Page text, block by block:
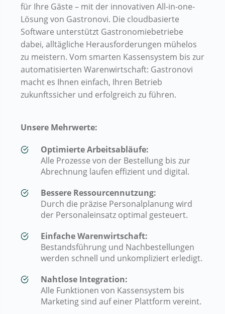
für Ihre Gäste – mit der innovativen All-in-one-
Lösung von Gastronovi. Die cloudbasierte
Software unterstützt Gastronomiebetriebe
dabei, alltägliche Herausforderungen mühelos
zu meistern. Vom smarten Kassensystem bis zur
automatisierten Warenwirtschaft: Gastronovi
macht es Ihnen einfach, Ihren Betrieb
zukunftssicher und erfolgreich zu führen.
Unsere Mehrwerte:
Optimierte Arbeitsabläufe:
Alle Prozesse von der Bestellung bis zur
Abrechnung laufen effizient und digital.
Bessere Ressourcennutzung:
Durch die präzise Personalplanung wird
der Personaleinsatz optimal gesteuert.
Einfache Warenwirtschaft:
Bestandsführung und Nachbestellungen
werden schnell und unkompliziert erledigt.
Nahtlose Integration:
Alle Funktionen von Kassensystem bis
Marketing sind auf einer Plattform vereint.